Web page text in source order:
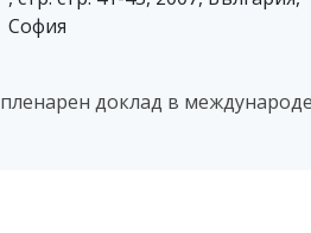
София
пленарен доклад в